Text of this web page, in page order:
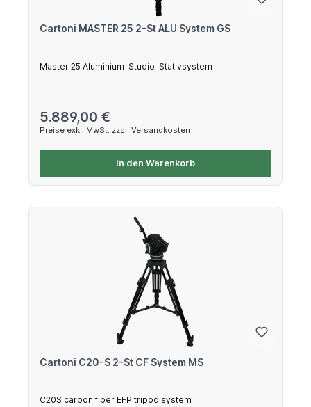
Cartoni MASTER 25 2-St ALU System GS
Master 25 Aluminium-Studio-Stativsystem
Regulärer Preis:
5.889,00 €
Preise exkl. MwSt. zzgl. Versandkosten
In den Warenkorb
Cartoni C20-S 2-St CF System MS
C20S carbon fiber EFP tripod system